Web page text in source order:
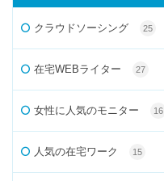
クラウドソーシング 25
在宅WEBライター 27
女性に人気のモニター 16
人気の在宅ワーク 15